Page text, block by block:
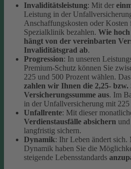
Invaliditätsleistung: Mit der
Leistung in der
Anschaffungskosten oder
Spezialklinik bezahlen. Wie hoch
hängt von der vereinbarten
Invaliditätsgrad ab.
Progression: In unseren
Premium-Schutz können Sie
225 und 500 Prozent wählen.
zahlen wir Ihnen die 2,25- bzw.
Versicherungssumme aus. Im
in der Unfallversicherung mit 225
Unfallrente: Mit dieser
Verdienstausfälle absichern
langfristig sichern.
Dynamik: Ihr Leben ändert
Dynamik haben Sie die
steigende Lebensstandards